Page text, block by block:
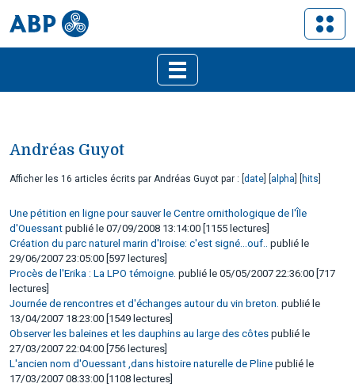
Andréas Guyot
Afficher les 16 articles écrits par Andréas Guyot par : [ date alpha hits
Une pétition en ligne pour sauver le Centre ornithologique de l'Île
d'Ouessant publié le 07/09/2008 13:14:00 [1155 lectures]
Création du parc naturel marin d'Iroise: c'est signé...ouf.. publié le
29/06/2007 23:05:00 [597 lectures]
Procès de l'Erika : La LPO témoigne. publié le 05/05/2007 22:36:00 [717
lectures]
Journée de rencontres et d'échanges autour du vin breton. publié le
13/04/2007 18:23:00 [1549 lectures]
Observer les baleines et les dauphins au large des côtes publié le
27/03/2007 22:04:00 [756 lectures]
L'ancien nom d'Ouessant ,dans histoire naturelle de Pline publié le
17/03/2007 08:33:00 [1108 lectures]